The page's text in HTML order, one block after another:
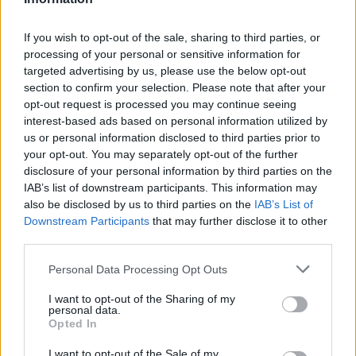
If you wish to opt-out of the sale, sharing to third parties, or
processing of your personal or sensitive information for
targeted advertising by us, please use the below opt-out
section to confirm your selection. Please note that after your
opt-out request is processed you may continue seeing
interest-based ads based on personal information utilized by
us or personal information disclosed to third parties prior to
your opt-out. You may separately opt-out of the further
disclosure of your personal information by third parties on the
IAB’s list of downstream participants. This information may
also be disclosed by us to third parties on the IAB’s List of
Downstream Participants that may further disclose it to other
Please note that this website/app uses one or more Google
not limited to your visit or usage behaviour. You may click to
grant or deny consent to Google and its third-party tags to
use your data for below specified purposes in below Google
consent section.
Personal Data Processing Opt Outs
I want to opt-out of the Sharing of my
personal data.
Opted In
verdenscup før jul, er ikke med til OL i februar: I
uttaket teller ferske resultater fra øverste nivå. Og i
den sammenheng står og falle alt på fire helger før
jul og ett renn i Tour de Ski. Den første av disse
helgene var den nasjonale sesongåpningen på
Beitostølen, som også er første steg på veien til OL
2026..
I løpet av de tre renndagene på Beitostølen ble det
klart hvilke løpere som skal gå
verdenscupåpningen i Ruka 28. til 30. november,
og hvem som må gå styggfort i
Deretter venter tre verdenscuprenn i Trondheim